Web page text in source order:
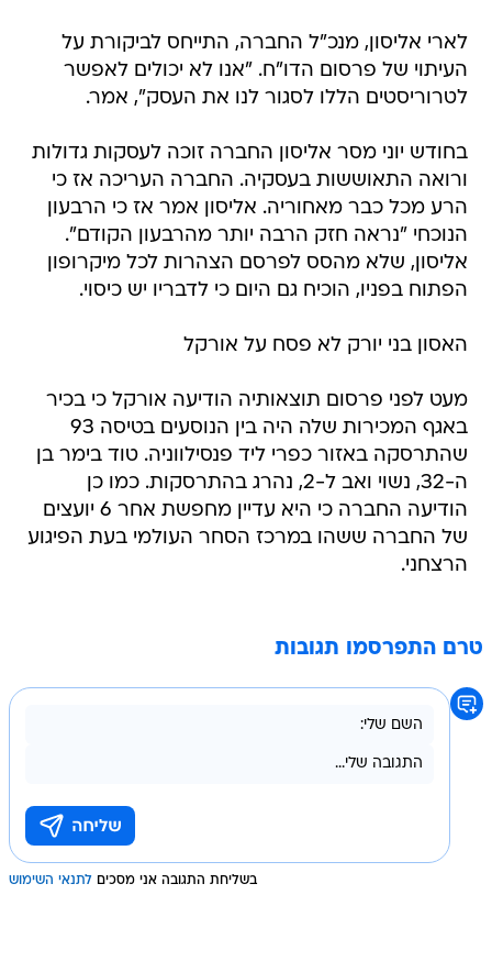
לארי אליסון, מנכ"ל החברה, התייחס לביקורת על
העיתוי של פרסום הדו"ח. "אנו לא יכולים לאפשר
לטרוריסטים הללו לסגור לנו את העסק", אמר.
בחודש יוני מסר אליסון החברה זוכה לעסקות גדולות
ורואה התאוששות בעסקיה. החברה העריכה אז כי
הרע מכל כבר מאחוריה. אליסון אמר אז כי הרבעון
הנוכחי "נראה חזק הרבה יותר מהרבעון הקודם".
אליסון, שלא מהסס לפרסם הצהרות לכל מיקרופון
הפתוח בפניו, הוכיח גם היום כי לדבריו יש כיסוי.
האסון בני יורק לא פסח על אורקל
מעט לפני פרסום תוצאותיה הודיעה אורקל כי בכיר
באגף המכירות שלה היה בין הנוסעים בטיסה 93
שהתרסקה באזור כפרי ליד פנסילווניה. טוד בימר בן
ה-32, נשוי ואב ל-2, נהרג בהתרסקות. כמו כן
הודיעה החברה כי היא עדיין מחפשת אחר 6 יועצים
של החברה ששהו במרכז הסחר העולמי בעת הפיגוע
הרצחני.
טרם התפרסמו תגובות
בשליחת התגובה אני מסכים לתנאי השימוש